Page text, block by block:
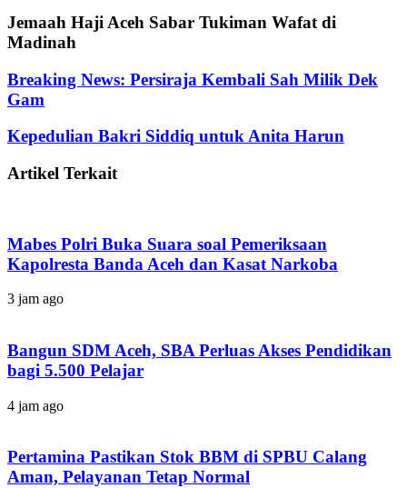
Jemaah Haji Aceh Sabar Tukiman Wafat di
Madinah
Breaking News: Persiraja Kembali Sah Milik Dek
Gam
Kepedulian Bakri Siddiq untuk Anita Harun
Artikel Terkait
Mabes Polri Buka Suara soal Pemeriksaan
Kapolresta Banda Aceh dan Kasat Narkoba
3 jam ago
Bangun SDM Aceh, SBA Perluas Akses Pendidikan
bagi 5.500 Pelajar
4 jam ago
Pertamina Pastikan Stok BBM di SPBU Calang
Aman, Pelayanan Tetap Normal